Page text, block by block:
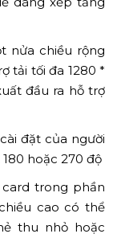
nửa chiều rộng
tải tối đa 1280 *
đầu ra hỗ trợ
đặt của người
hoặc 270 độ
trong phần
cao có thể
thu nhỏ hoặc